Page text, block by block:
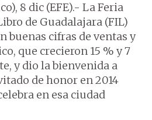
8 dic (EFE).- La Feria
de Guadalajara (FIL)
buenas cifras de ventas y
que crecieron 15 % y 7
y dio la bienvenida a
de honor en 2014
en esa ciudad